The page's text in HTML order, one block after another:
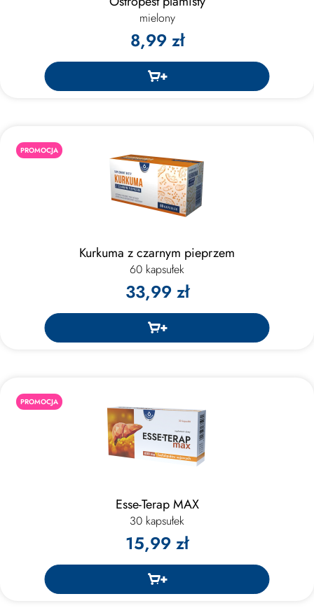
mielony
8,99 zł
PROMOCJA
Kurkuma z czarnym pieprzem
60 kapsułek
33,99 zł
PROMOCJA
Esse-Terap MAX
30 kapsułek
15,99 zł